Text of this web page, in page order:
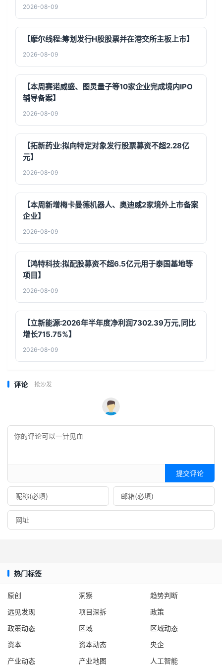
2026-08-09
【摩尔线程:筹划发行H股股票并在港交所主板上市】
2026-08-09
【本周赛诺威盛、图灵量子等10家企业完成境内IPO
辅导备案】
2026-08-09
【拓新药业:拟向特定对象发行股票募资不超2.28亿
元】
2026-08-09
【本周新增梅卡曼德机器人、奥迪威2家境外上市备案
企业】
2026-08-09
【鸿特科技:拟配股募资不超6.5亿元用于泰国基地等
项目】
2026-08-09
【立新能源:2026年半年度净利润7302.39万元,同比
增长715.75%】
2026-08-09
评论 抢沙发
提交评论
热门标签
原创 洞察
趋势判断
远见发现
项目深拆
政策
政策动态
区域
区域动态
资本
资本动态
央企
产业动态
产业地图 人工智能